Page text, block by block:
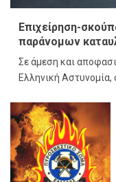
Επιχείρηση-
παράνομων
Σε άμεση και
Ελληνική Αστυνομία,